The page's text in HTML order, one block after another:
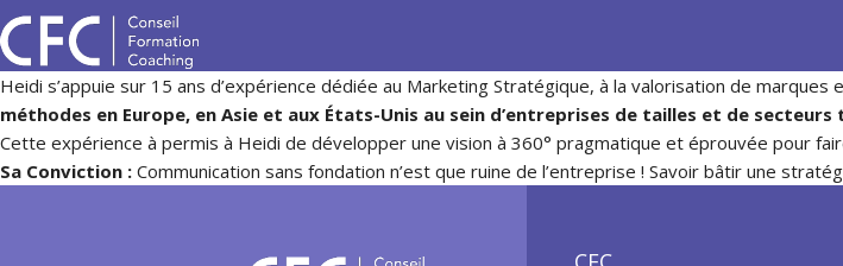
Heidi s’appuie sur 15 ans d’expérience dédiée au Marketing Stratégique, à la valorisation de
méthodes en Europe, en Asie et aux États-Unis au sein d’entreprises de tailles et de
Cette expérience à permis à Heidi de développer une vision à 360° pragmatique et éprouvée pour
Sa Conviction : Communication sans fondation n’est que ruine de l’entreprise ! Savoir bâtir une